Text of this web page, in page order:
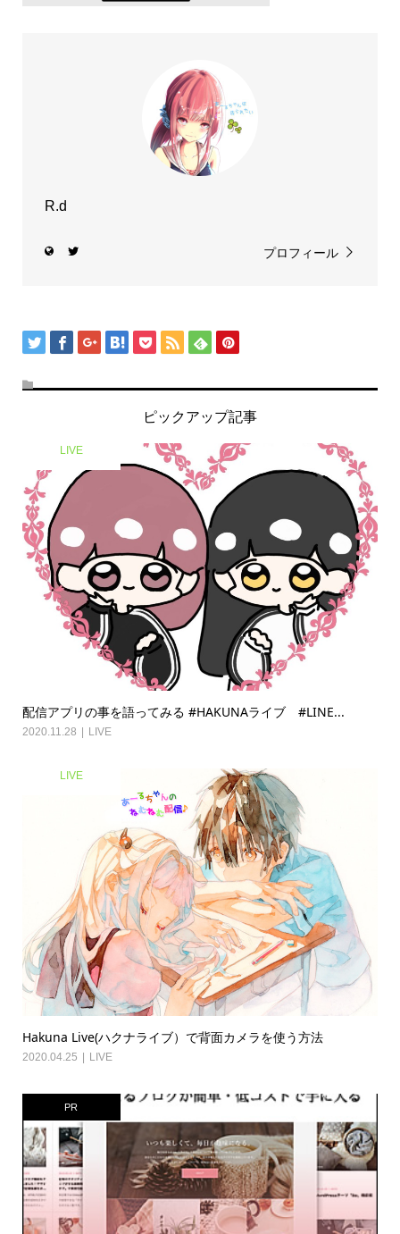
R.d
プロフィール
ピックアップ記事
LIVE
配信アプリの事を語ってみる #HAKUNAライブ #LINE...
2020.11.28 LIVE
LIVE
Hakuna Live(ハクナライブ）で背面カメラを使う方法
2020.04.25 LIVE
PR